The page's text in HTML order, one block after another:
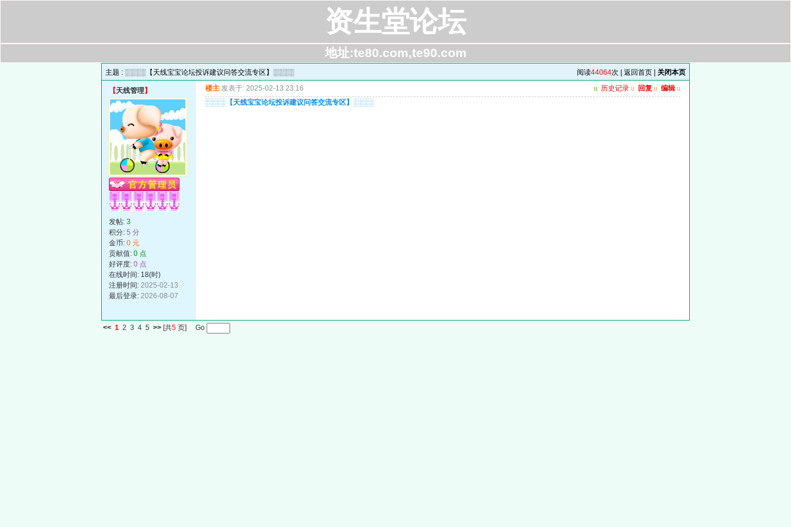
资生堂论坛
地址:te80.com,te90.com
主题 : ░░░░【天线宝宝论坛投诉建议问答交流专区】░░░░ 阅读44064次 | 返回首页 关闭本页
【天线管理】
发帖: 3
积分: 5 分
金币: 0 元
贡献值: 0 点
好评度: 0 点
在线时间: 18(时)
注册时间: 2025-02-13
最后登录: 2026-08-07
楼主 发表于: 2025-02-13 23:16 u 历史记录 u 回复 u 编辑 u
░░░░【天线宝宝论坛投诉建议问答交流专区】░░░░
<< 1 2 3 4 5 >> [共5 页] Go